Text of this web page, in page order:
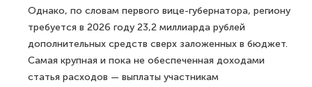
Однако, по словам первого вице-губернатора, региону
требуется в 2026 году 23,2 миллиарда рублей
дополнительных средств сверх заложенных в бюджет.
Самая крупная и пока не обеспеченная доходами
статья расходов — выплаты участникам